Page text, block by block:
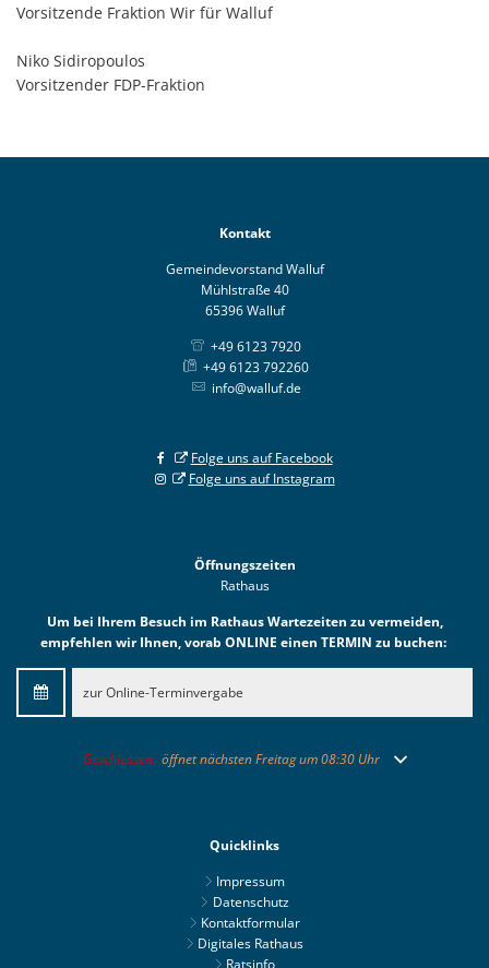
Vorsitzende Fraktion Wir für Walluf
Niko Sidiropoulos
Vorsitzender FDP-Fraktion
Kontakt
Gemeindevorstand Walluf
Mühlstraße 40
65396 Walluf
+49 6123 7920
+49 6123 792260
info@walluf.de
Folge uns auf Facebook
Folge uns auf Instagram
Öffnungszeiten
Rathaus
Um bei Ihrem Besuch im Rathaus Wartezeiten zu vermeiden,
empfehlen wir Ihnen, vorab ONLINE einen TERMIN zu buchen:
zur Online-Terminvergabe
Klicken, um weitere Öffnungs- oder Schließzeiten auszublenden
Geschlossen: öffnet nächsten Freitag um 08:30 Uhr
Quicklinks
Impressum
Datenschutz
Kontaktformular
Digitales Rathaus
Ratsinfo